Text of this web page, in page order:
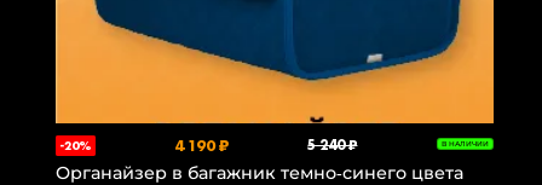
-20% 4 190 ₽ 5 240 ₽ В НАЛИЧИИ
Органайзер в багажник темно-синего цвета